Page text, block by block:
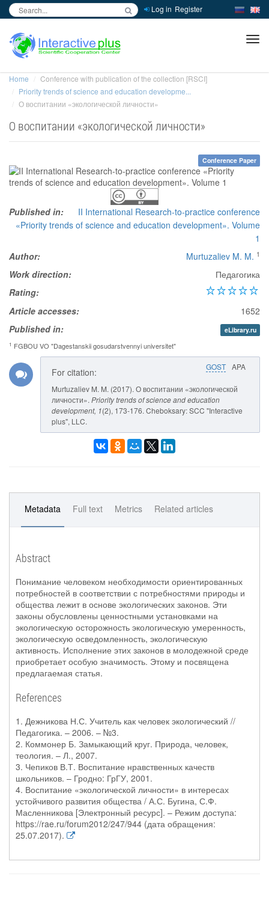
Log in Register
Home
Conference with publication of the collection [RSCI]
Priority trends of science and education developme...
О воспитании «экологической личности»
О воспитании «экологической личности»
Conference Paper
Published in:
II International Research-to-practice conference
«Priority trends of science and education development». Volume
1
Author:
Murtuzaliev M. M. 1
Work direction:
Педагогика
Rating:
Article accesses:
1652
Published in:
eLibrary.ru
1 FGBOU VO "Dagestanskii gosudarstvennyi universitet"
GOST APA
For citation:
Murtuzaliev M. M. (2017). О воспитании «экологической
личности». Priority trends of science and education
development, 1(2), 173-176. Cheboksary: SCC "Interactive
plus", LLC.
Metadata Full text Metrics Related articles
Abstract
Понимание человеком необходимости ориентированных
потребностей в соответствии с потребностями природы и
общества лежит в основе экологических законов. Эти
законы обусловлены ценностными установками на
экологическую осторожность экологическую умеренность,
экологическую осведомленность, экологическую
активность. Исполнение этих законов в молодежной среде
приобретает особую значимость. Этому и посвящена
предлагаемая статья.
References
1. Дежникова Н.С. Учитель как человек экологический //
Педагогика. – 2006. – №3.
2. Коммонер Б. Замыкающий круг. Природа, человек,
теология. – Л., 2007.
3. Чепиков В.Т. Воспитание нравственных качеств
школьников. – Гродно: ГрГУ, 2001.
4. Воспитание «экологической личности» в интересах
устойчивого развития общества / А.С. Бугина, С.Ф.
Масленникова [Электронный ресурс]. – Режим доступа:
https://rae.ru/forum2012/247/944 (дата обращения:
25.07.2017).